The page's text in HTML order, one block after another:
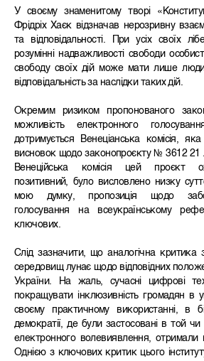
У своєму знаменитому творі
Фрідріх Хаєк відзначав нерозривну
та відповідальності. При усіх своїх
розумінні надважливості свободи
свободу своїх дій може мати лише
відповідальність за наслідки таких дій.
Окремим ризиком пропонованого
можливість електронного
дотримується Венеціанська комісія,
висновок щодо законопроєкту № 3612 21
Венеційська комісія цей проєкт
позитивний, було висловлено низку
мою думку, пропозиція щодо
голосування на всеукраїнському
ключових.
Слід зазначити, що аналогічна критика
середовищ лунає щодо відповідних
України. На жаль, сучасні цифрові
покращувати інклюзивність громадян в
своєму практичному використанні, в
демократії, де були застосовані в той чи
електронного волевиявлення, отримали
Однією з ключових критик цього інституту